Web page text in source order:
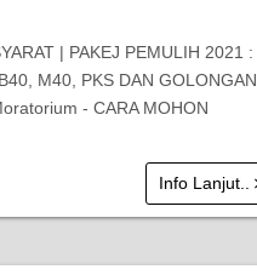
| PAKEJ PEMULIH 2021 :
M40, PKS DAN GOLONGAN
- CARA MOHON
Info Lanjut..